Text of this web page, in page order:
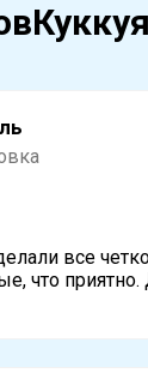
все
что